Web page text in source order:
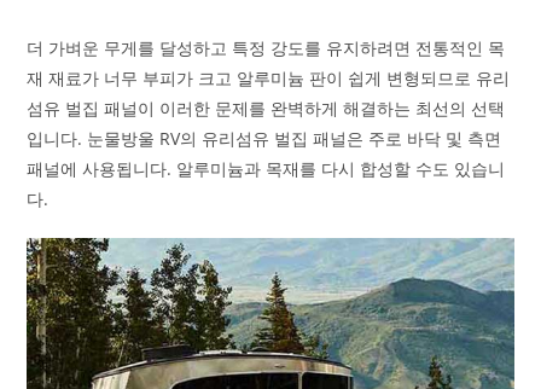
더 가벼운 무게를 달성하고 특정 강도를 유지하려면 전통적인 목
재 재료가 너무 부피가 크고 알루미늄 판이 쉽게 변형되므로 유리
섬유 벌집 패널이 이러한 문제를 완벽하게 해결하는 최선의 선택
입니다. 눈물방울 RV의 유리섬유 벌집 패널은 주로 바닥 및 측면
패널에 사용됩니다. 알루미늄과 목재를 다시 합성할 수도 있습니
다.